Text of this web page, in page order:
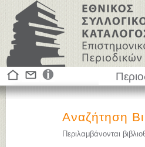
Αναζήτηση
Περιλαμβάνονται